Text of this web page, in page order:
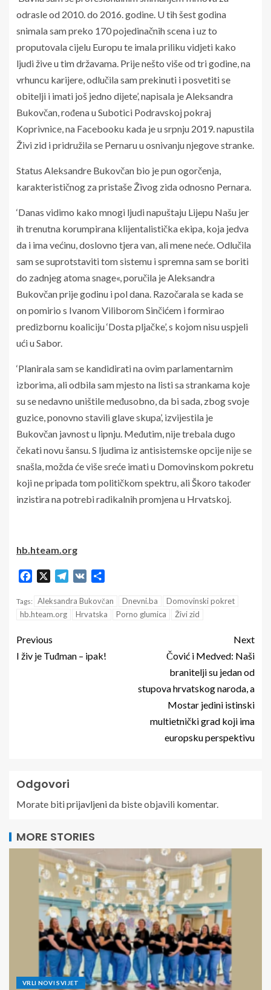
odrasle od 2010. do 2016. godine. U tih šest godina
snimala sam preko 170 pojedinačnih scena i uz to
proputovala cijelu Europu te imala priliku vidjeti kako
ljudi žive u tim državama. Prije nešto više od tri godine, na
vrhuncu karijere, odlučila sam prekinuti i posvetiti se
obitelji i imati još jedno dijete’, napisala je Aleksandra
Bukovčan, rođena u Subotici Podravskoj pokraj
Koprivnice, na Facebooku kada je u srpnju 2019. napustila
Živi zid i pridružila se Pernaru u osnivanju njegove stranke.
Status Aleksandre Bukovčan bio je pun ogorčenja,
karakterističnog za pristaše Živog zida odnosno Pernara.
‘Danas vidimo kako mnogi ljudi napuštaju Lijepu Našu jer
ih trenutna korumpirana klijentalistička ekipa, koja jedva
da i ima većinu, doslovno tjera van, ali mene neće. Odlučila
sam se suprotstaviti tom sistemu i spremna sam se boriti
do zadnjeg atoma snage«, poručila je Aleksandra
Bukovčan prije godinu i pol dana. Razočarala se kada se
on pomirio s Ivanom Viliborom Sinčićem i formirao
predizbornu koaliciju ‘Dosta pljačke’, s kojom nisu uspjeli
ući u Sabor.
‘Planirala sam se kandidirati na ovim parlamentarnim
izborima, ali odbila sam mjesto na listi sa strankama koje
su se nedavno uništile međusobno, da bi sada, zbog svoje
guzice, ponovno stavili glave skupa’, izvijestila je
Bukovčan javnost u lipnju. Međutim, nije trebala dugo
čekati novu šansu. S ljudima iz antisistemske opcije nije se
snašla, možda će više sreće imati u Domovinskom pokretu
koji ne pripada tom političkom spektru, ali Škoro također
inzistira na potrebi radikalnih promjena u Hrvatskoj.
hb.hteam.org
Facebook Telegram
VK
Tags: Aleksandra Bukovčan Dnevni.ba
Domovinski pokret
hb.hteam.org
Hrvatska Porno glumica Živi zid
Previous
I živ je Tuđman – ipak!
Next
Čović i Medved: Naši
branitelji su jedan od
stupova hrvatskog naroda, a
Mostar jedini istinski
multietnički grad koji ima
europsku perspektivu
Odgovori
Morate bitiprijavljenida biste objavili komentar.
MORE STORIES
VRLI NOVI SVIJET